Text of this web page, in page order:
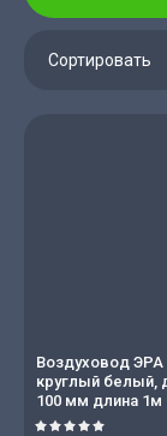
Сортировать
Воздуховод ЭРА
круглый белый,
100 мм длина 1м